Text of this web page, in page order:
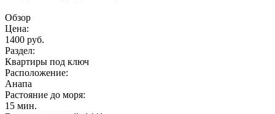
Обзор
Цена:
1400 руб.
Раздел:
Квартиры под ключ
Расположение:
Анапа
Растояние до моря:
15 мин.